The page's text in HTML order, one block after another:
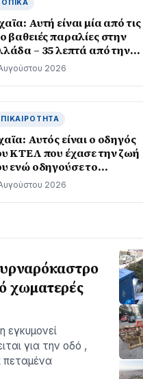
Αυτή είναι μία από τις
βαθειές παραλίες στην
– 35 λεπτά από την
2026
Αυτός είναι ο οδηγός
ΚΤΕΛ που έχασε την ζωή
ενώ οδηγούσε το
– φωτο
2026
χωματερές
εγκυμονεί
για την οδό ,
πεταμένα